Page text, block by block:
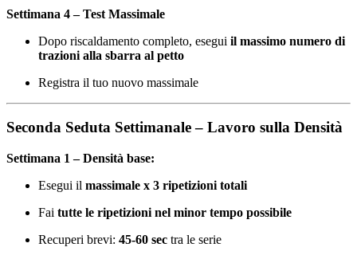
Settimana 4 – Test Massimale
Dopo riscaldamento completo, esegui il massimo numero di
trazioni alla sbarra al petto
Registra il tuo nuovo massimale
Seconda Seduta Settimanale – Lavoro sulla Densità
Settimana 1 – Densità base:
Esegui il massimale x 3 ripetizioni totali
Fai tutte le ripetizioni nel minor tempo possibile
Recuperi brevi: 45-60 sec tra le serie